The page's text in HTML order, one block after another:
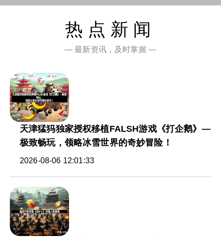
热点新闻
— 最新资讯，及时掌握 —
天津猛犸独家授权移植FALSH游戏《打企鹅》—
极致畅玩，领略冰雪世界的奇妙冒险！
2026-08-06 12:01:33